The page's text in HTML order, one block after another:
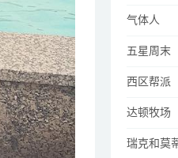
气体人
五星周末
西区帮派
达顿牧场
瑞克和莫